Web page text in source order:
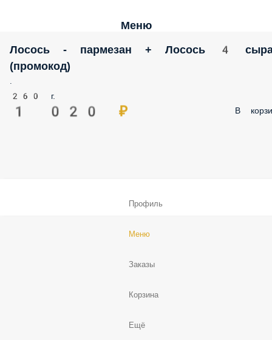
Меню
Лосось - пармезан + Лосось 4
(промокод)
.
260 г.
1 020 ₽ В
Профиль
Меню
Заказы
Корзина
Ещё